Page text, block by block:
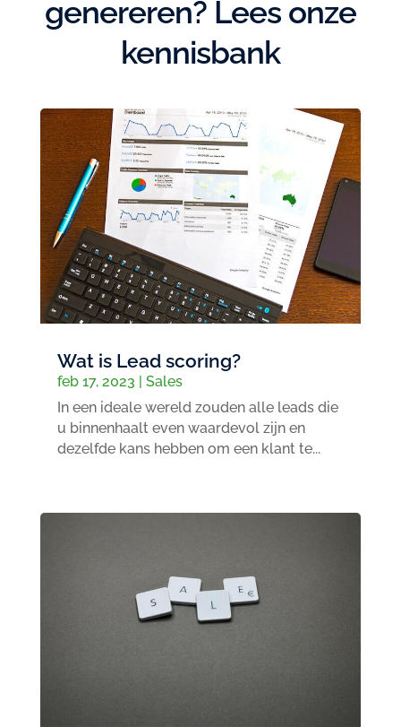
genereren? Lees onze
kennisbank
Wat is Lead scoring?
feb 17, 2023 | Sales
In een ideale wereld zouden alle leads die
u binnenhaalt even waardevol zijn en
dezelfde kans hebben om een klant te...